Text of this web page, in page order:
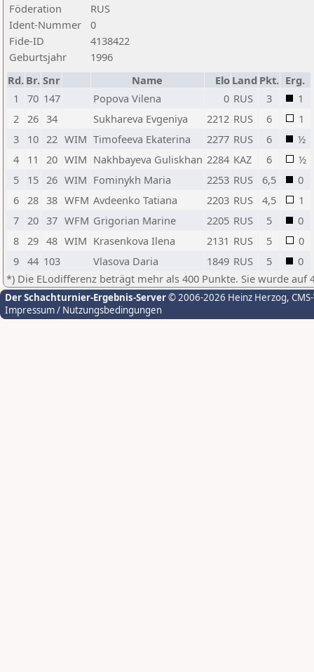
Föderation
RUS
Ident-Nummer
0
Fide-ID
4138422
Geburtsjahr
1996
Rd. Br. Snr Name Elo Land Pkt. Erg.
1
70 147 Popova Vilena 0 RUS 3
1
2
26 34 Sukhareva Evgeniya 2212 RUS 6
1
3
10 22 WIM Timofeeva Ekaterina 2277 RUS 6
½
4
11 20 WIM Nakhbayeva Guliskhan 2284 KAZ 6
½
5
15 26 WIM Fominykh Maria 2253 RUS 6,5
0
6
28 38 WFM Avdeenko Tatiana 2203 RUS 4,5
1
7
20 37 WFM Grigorian Marine 2205 RUS 5
0
8
29 48 WIM Krasenkova Ilena 2131 RUS 5
0
9
44 103 Vlasova Daria 1849 RUS 5
0
*) Die ELodifferenz beträgt mehr als 400 Punkte. Sie wurde auf
Der Schachturnier-Ergebnis-Server© 2006-2026 Heinz Herzog,
Impressum / Nutzungsbedingungen